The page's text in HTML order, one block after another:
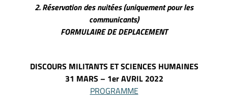
2.Réservationdes nuitées(uniquement pour les
communicants)
FORMULAIRE DE DEPLACEMENT
DISCOURS MILITANTS ET SCIENCES HUMAINES
31 MARS – 1er AVRIL 2022
PROGRAMME